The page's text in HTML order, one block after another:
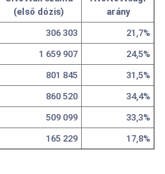
(első dózis)
arány
306 303
21,7%
1 659 907
24,5%
801 845
31,5%
860 520
34,4%
509 099
33,3%
165 229 17,8%